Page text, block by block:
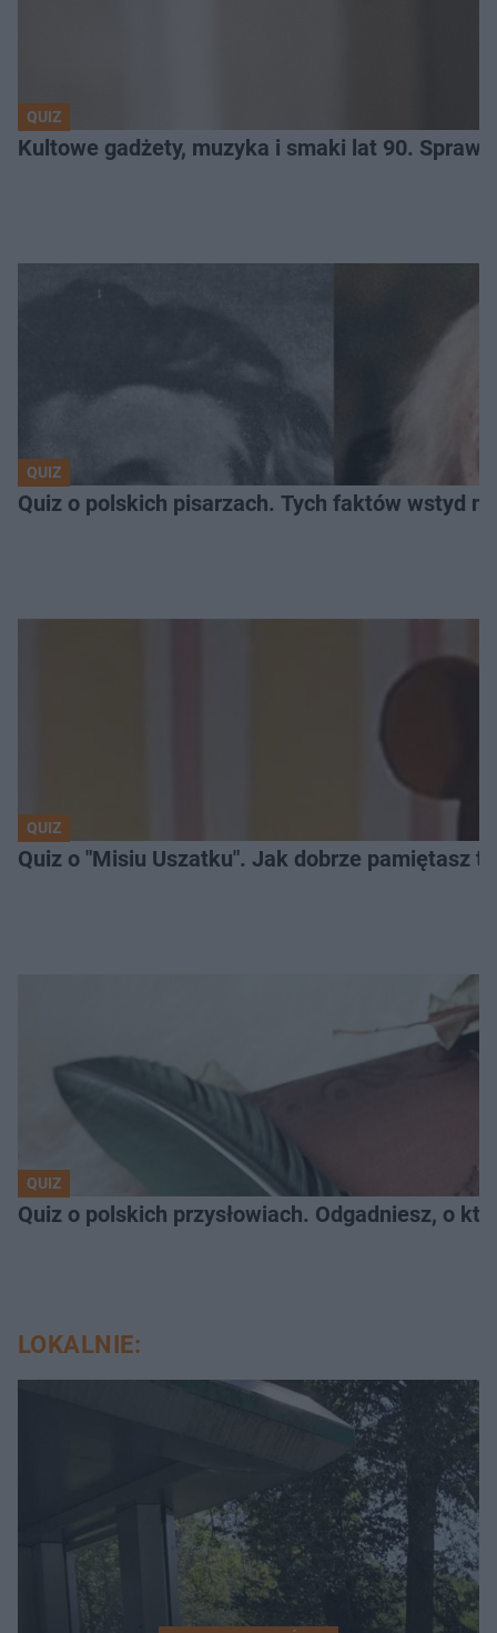
QUIZ
Kultowe gadżety, muzyka i smaki lat 90.
QUIZ
Quiz o polskich pisarzach. Tych faktów wstyd
QUIZ
Quiz o "Misiu Uszatku". Jak dobrze pamiętasz
QUIZ
Quiz o polskich przysłowiach. Odgadniesz, o
LOKALNIE: